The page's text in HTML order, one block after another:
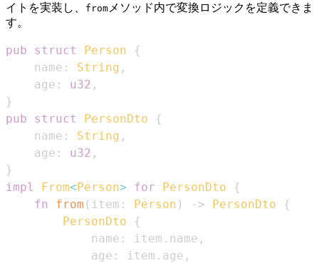
イトを実装し、
from メソッド内で変換ロジックを定義できま
す。
pub struct Person
{
    name
: String ,
    age
: u32 ,
}
pub
struct PersonDto
{
    name
: String ,
    age
: u32 ,
}
impl
From<Person> for PersonDto
{
fn
from ( item : Person ) -> PersonDto
{
PersonDto
{
            name
: item . name ,
            age
: item . age ,